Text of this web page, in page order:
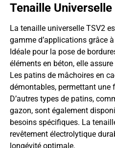
Tenaille Universelle
La tenaille universelle TSV2
gamme d’applications grâce
Idéale pour la pose de
éléments en béton, elle
Les patins de mâchoires en
démontables, permettant une
D’autres types de patins,
gazon, sont également
besoins spécifiques. La
revêtement électrolytique
longévité optimale.